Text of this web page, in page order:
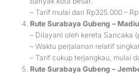
– Tarif mulai dari Rp325.000 –
Rute Surabaya Gubeng –
– Dilayani oleh kereta Sancaka
– Waktu perjalanan relatif
– Tarif cukup terjangkau, mulai
Rute Surabaya Gubeng –